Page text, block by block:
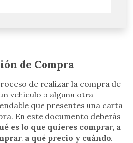
de Compra
de realizar la compra de
vehículo o alguna otra
que presentes una carta
En este documento deberás
es lo que quieres comprar, a
a qué precio y cuándo.